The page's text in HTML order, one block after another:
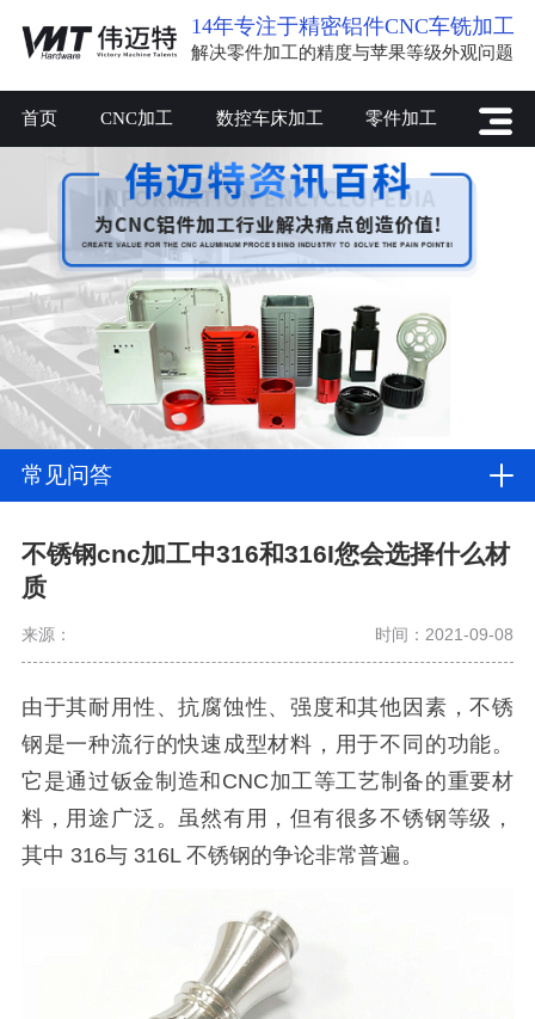
14年专注于精密铝件CNC车铣加工
解决零件加工的精度与苹果等级外观问题
首页 CNC加工 数控车床加工 零件加工
常见问答
不锈钢cnc加工中316和316I您会选择什么材
质
来源： 时间：2021-09-08
由于其耐用性、抗腐蚀性、强度和其他因素，不锈
钢是一种流行的快速成型材料，用于不同的功能。
它是通过钣金制造和CNC加工等工艺制备的重要材
料，用途广泛。虽然有用，但有很多不锈钢等级，
其中 316与 316L 不锈钢的争论非常普遍。